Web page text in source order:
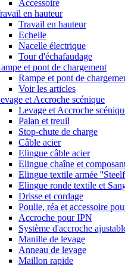
Accessoire
en hauteur
Travail en hauteur
Echelle
Nacelle électrique
Tour d'échafaudage
et pont de chargement
Rampe et pont de
Voir les articles
et Accroche scénique
Levage et Accroche
Palan et treuil
Stop-chute de charge
Câble acier
Elingue câble acier
Elingue chaîne et
Elingue textile armée
Elingue ronde textile et
Drisse et cordage
Poulie, réa et accessoire
Accroche pour IPN
Système d'accroche
Manille de levage
Anneau de levage
Maillon rapide